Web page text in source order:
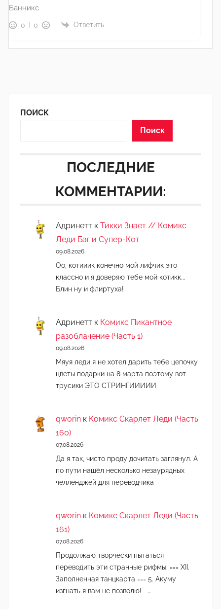
Банникс
0 0 Ответить
ПОИСК
Поиск
ПОСЛЕДНИЕ
КОММЕНТАРИИ:
Адринетт к Тикки Знает // Комикс
Леди Баг и Супер-Кот
09.08.2026
Оо, котииик конечно мой лифчик это
классно и я доверяю тебе мой котикк...
Блин ну и флиртуха!
Адринетт к Комикс Пикантное
разоблачение (Часть 1)
09.08.2026
Мяуя леди я не хотел дарить тебе цепочку
цветы подарки на 8 марта поэтому вот
трусики ЭТО СТРИНГИИИИИ
qworin к Комикс Скарлет Леди (Часть
160)
07.08.2026
Да я так, чисто проду дочитать заглянул. А
по пути нашёл несколько незаурядных
челленджей для переводчика
qworin к Комикс Скарлет Леди (Часть
161)
07.08.2026
Продолжаю творчески пытаться
переводить эти странные рифмы. === XII.
Заполненная танцкарта === 5. Акуму
изгнать я вам не позволю! …